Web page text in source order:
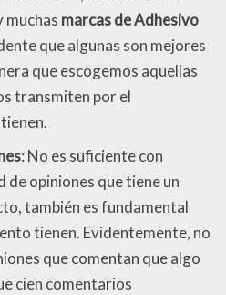
marcas de Adhesivo
que algunas son mejores
que escogemos aquellas
transmiten por el
: No es suficiente con
de opiniones que tiene un
también es fundamental
tienen. Evidentemente, no
que comentan que algo
cien comentarios